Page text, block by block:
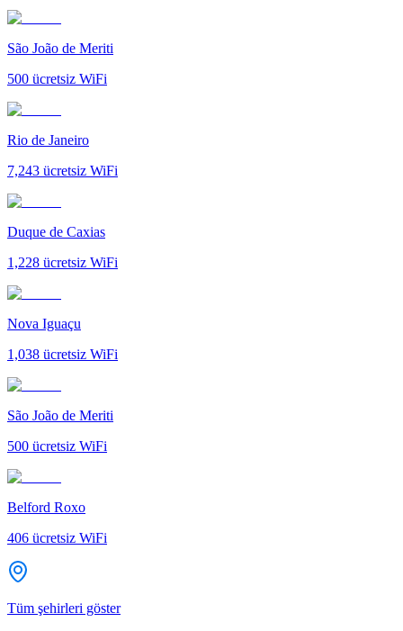
São João de Meriti
500 ücretsiz WiFi
Rio de Janeiro
7,243 ücretsiz WiFi
Duque de Caxias
1,228 ücretsiz WiFi
Nova Iguaçu
1,038 ücretsiz WiFi
São João de Meriti
500 ücretsiz WiFi
Belford Roxo
406 ücretsiz WiFi
Tüm şehirleri göster